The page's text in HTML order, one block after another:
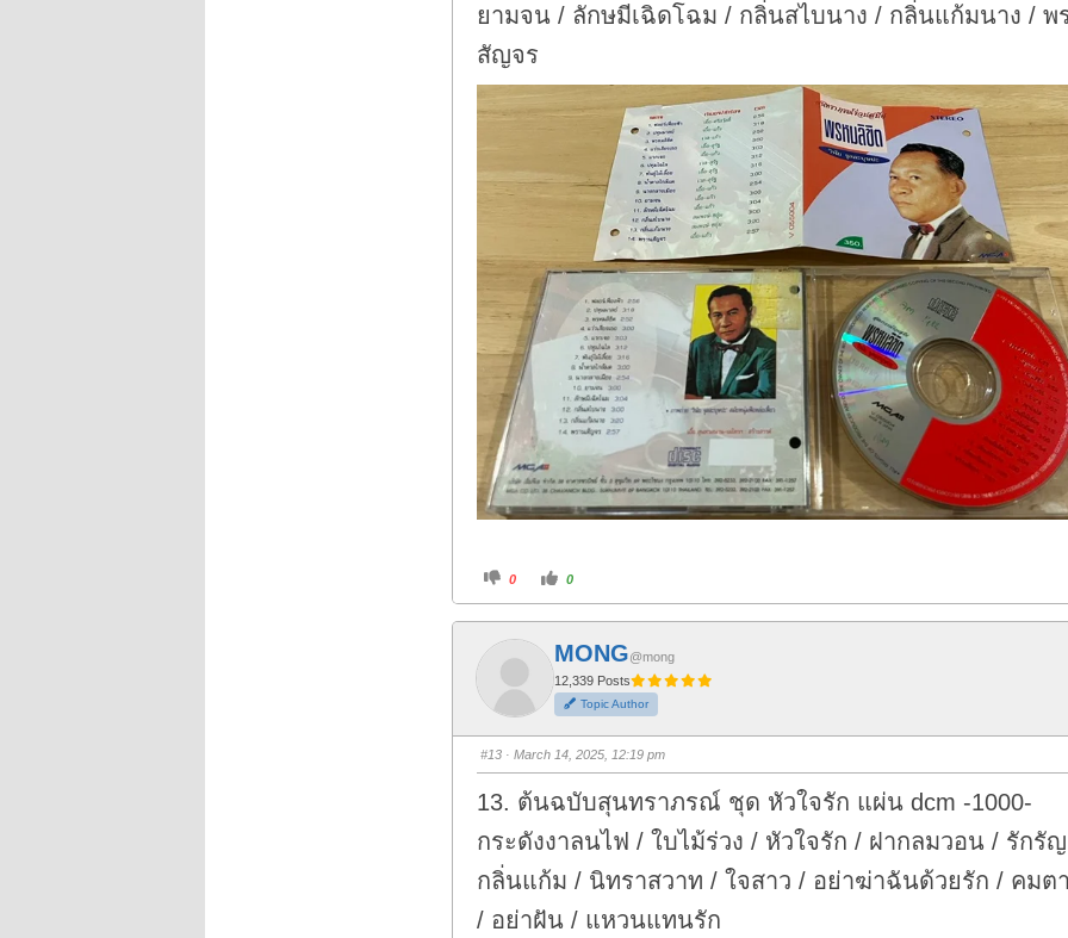
ยามจน / ลักษมีเฉิดโฉม / กลิ่นสไบนาง / กลิ่นแก้มนาง / พ
สัญจร
C
i
k
f
r
t
h
m
d
o
n
.
0
C
l
i
k
o
r
t
h
u
m
u
p
0
MONG@mong
12,339 Posts
Topic Author
#13· March 14, 2025, 12:19 pm
13. ต้นฉบับสุนทราภรณ์ ชุด หัวใจรัก แผ่น dcm -1000-
กระดังงาลนไฟ / ใบไม้ร่วง / หัวใจรัก / ฝากลมวอน / รักรั
กลิ่นแก้ม / นิทราสวาท / ใจสาว / อย่าฆ่าฉันด้วยรัก / คมตา
/ อย่าฝัน / แหวนแทนรัก